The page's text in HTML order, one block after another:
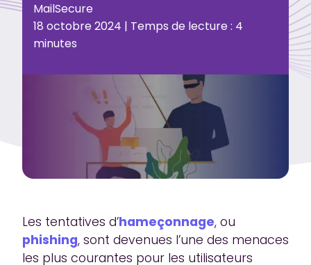
MailSecure
18 octobre 2024 | Temps de lecture : 4
minutes
Les tentatives d’hameçonnage, ou
phishing, sont devenues l’une des menaces
les plus courantes pour les utilisateurs